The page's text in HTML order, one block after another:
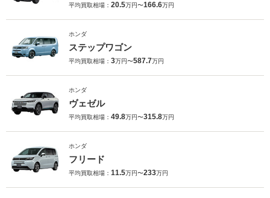
平均買取相場： 20.5万円〜166.6万円
ホンダ
ステップワゴン
平均買取相場： 3万円〜587.7万円
ホンダ
ヴェゼル
平均買取相場： 49.8万円〜315.8万円
ホンダ
フリード
平均買取相場： 11.5万円〜233万円